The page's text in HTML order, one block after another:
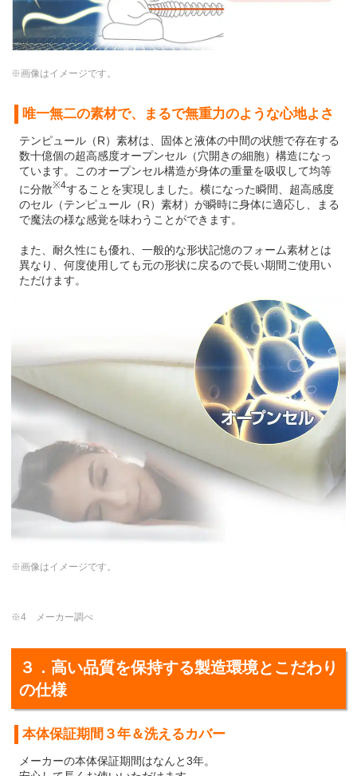
※画像はイメージです。
唯一無二の素材で、まるで無重力のような心地よさ
テンピュール（R）素材は、固体と液体の中間の状態で存在する
数十億個の超高感度オープンセル（穴開きの細胞）構造になっ
ています。このオープンセル構造が身体の重量を吸収して均等
に分散※4することを実現しました。横になった瞬間、超高感度
のセル（テンピュール（R）素材）が瞬時に身体に適応し、まる
で魔法の様な感覚を味わうことができます。
また、耐久性にも優れ、一般的な形状記憶のフォーム素材とは
異なり、何度使用しても元の形状に戻るので長い期間ご使用い
ただけます。
※画像はイメージです。
※4 メーカー調べ
３．高い品質を保持する製造環境とこだわり
の仕様
本体保証期間３年＆洗えるカバー
メーカーの本体保証期間はなんと3年。